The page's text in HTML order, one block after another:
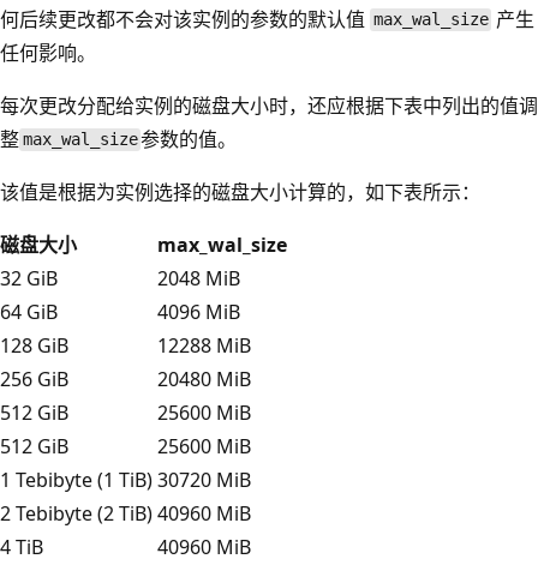
何后续更改都不会对该实例的参数的默认值 max_wal_size 产生
任何影响。
每次更改分配给实例的磁盘大小时，还应根据下表中列出的值调
整max_wal_size参数的值。
该值是根据为实例选择的磁盘大小计算的，如下表所示：
磁盘大小
max_wal_size
32 GiB
2048 MiB
64 GiB
4096 MiB
128 GiB
12288 MiB
256 GiB
20480 MiB
512 GiB
25600 MiB
512 GiB
25600 MiB
1 Tebibyte (1 TiB)30720 MiB
2 Tebibyte (2 TiB)40960 MiB
4 TiB
40960 MiB